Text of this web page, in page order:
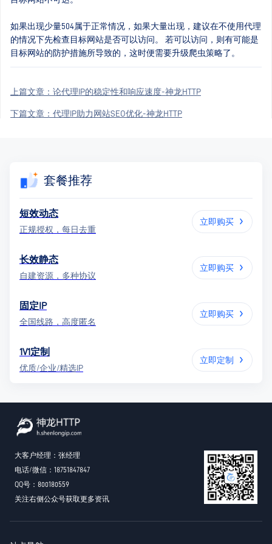
如果出现少量504属于正常情况，如果大量出现，建议在不使用代理
的情况下先检查目标网站是否可以访问。 若可以访问，则有可能是
目标网站的防护措施所导致的，这时便需要升级爬虫策略了。
上篇文章： 论代理IP的稳定性和响应速度-神龙HTTP
下篇文章： 代理IP助力网站SEO优化-神龙HTTP
套餐推荐
短效动态
正规授权，每日去重
立即购买
长效静态
自建资源，多种协议
立即购买
固定IP
全国线路，高度匿名
立即购买
1V1定制
优质/企业/精选IP
立即定制
大客户经理：张经理
电话/微信：18751847847
QQ号：800180559
关注右侧公众号获取更多资讯